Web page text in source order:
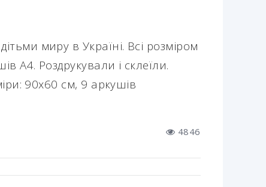
миру в Україні. Всі розміром
А4. Роздрукували і склеїли.
90х60 см, 9 аркушів
4846